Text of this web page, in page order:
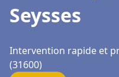
Seysses
Intervention rapide et
(31600)